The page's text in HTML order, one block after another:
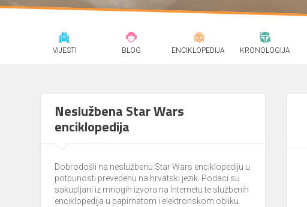
VIJESTI BLOG ENCIKLOPEDIJA KRONOLOGIJA
Neslužbena Star Wars
enciklopedija
Dobrodošli na neslužbenu Star Wars enciklopediju u
potpunosti prevedenu na hrvatski jezik. Podaci su
sakupljani iz mnogih izvora na Internetu te službenih
enciklopedija u papirnatom i elektronskom obliku.